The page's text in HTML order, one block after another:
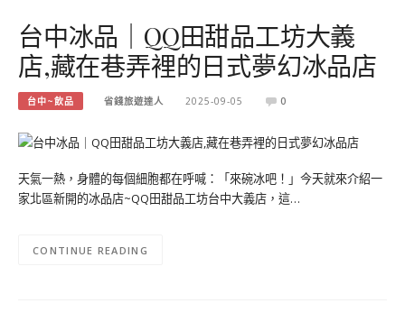
台中冰品｜QQ田甜品工坊大義
店,藏在巷弄裡的日式夢幻冰品店
台中~飲品 省錢旅遊達人 2025-09-05 0
天氣一熱，身體的每個細胞都在呼喊：「來碗冰吧！」今天就來介紹一
家北區新開的冰品店~QQ田甜品工坊台中大義店，這…
CONTINUE READING